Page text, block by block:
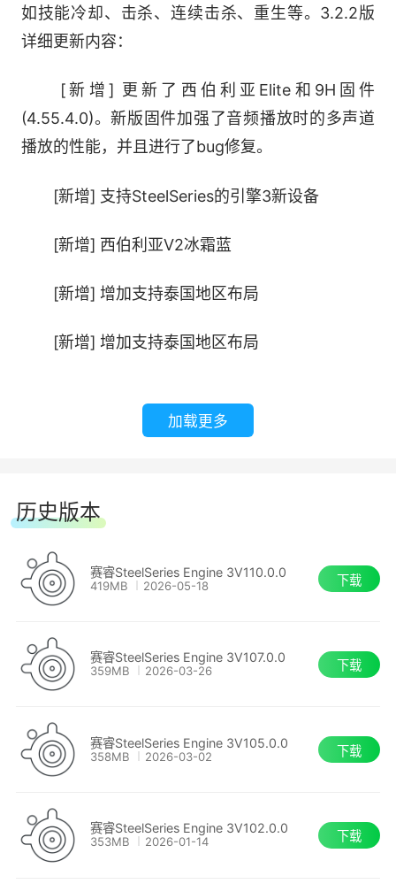
如技能冷却、击杀、连续击杀、重生等。3.2.2版
详细更新内容：
[新增] 更新了西伯利亚Elite和9H固件
(4.55.4.0)。新版固件加强了音频播放时的多声道
播放的性能，并且进行了bug修复。
[新增] 支持SteelSeries的引擎3新设备
[新增] 西伯利亚V2冰霜蓝
[新增] 增加支持泰国地区布局
[新增] 增加支持泰国地区布局
[新增] 自定义5段均衡设置
[新增] 自定义5段均衡设置
[新增] 控制的灯光效果
[新增] 西伯利亚v2的DOTA2版
[新增] 暗黑破坏神III耳机
[修复] 修复了自定义5段均衡设置
[修复] 修复了控制的灯光效果
加载更多
历史版本
赛睿SteelSeries Engine 3V110.0.0
419MB 2026-05-18 下载
赛睿SteelSeries Engine 3V107.0.0
359MB 2026-03-26 下载
赛睿SteelSeries Engine 3V105.0.0
358MB 2026-03-02 下载
赛睿SteelSeries Engine 3V102.0.0
353MB 2026-01-14 下载